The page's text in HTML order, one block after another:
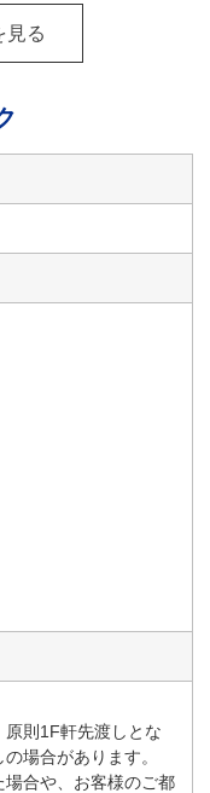
見る
原則1F軒先渡しとな
場合があります。
合や、お客様のご都